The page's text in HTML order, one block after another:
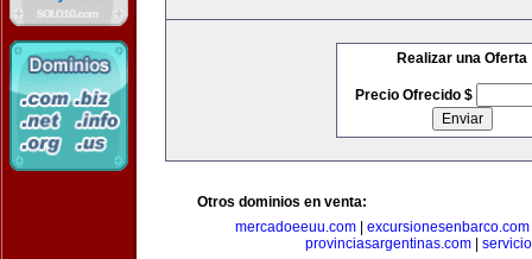
Realizar una Oferta
Precio Ofrecido $
Otros dominios en venta:
mercadoeeuu.com
excursionesenbarco.com
provinciasargentinas.com|